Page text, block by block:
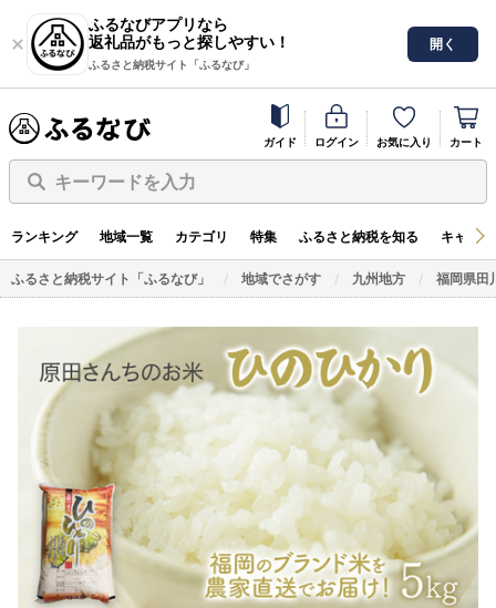
ふるなびアプリなら
返礼品がもっと探しやすい！
ふるさと納税サイト「ふるなび」
開く
ガイド ログイン お気に入り カート
キーワードを入力
ランキング 地域一覧 カテゴリ 特集 ふるさと納税を知る キャン
ふるさと納税サイト「ふるなび」 地域でさがす 九州地方 福岡県田